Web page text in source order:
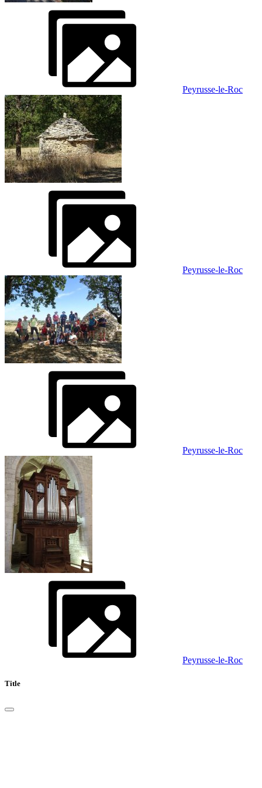
Peyrusse-le-Roc
Peyrusse-le-Roc
Peyrusse-le-Roc
Peyrusse-le-Roc
Title